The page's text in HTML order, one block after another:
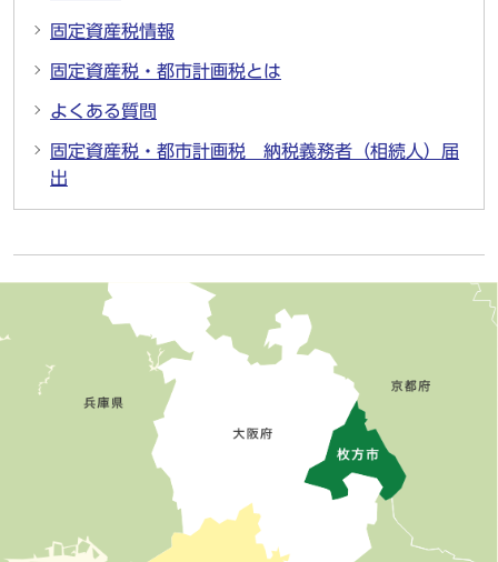
固定資産税情報
固定資産税・都市計画税とは
よくある質問
固定資産税・都市計画税 納税義務者（相続人）届
出